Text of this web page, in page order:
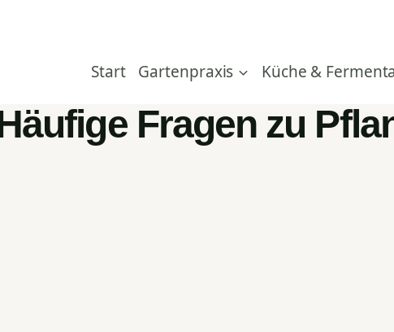
Start Gartenpraxis Küche &
Fragen zu